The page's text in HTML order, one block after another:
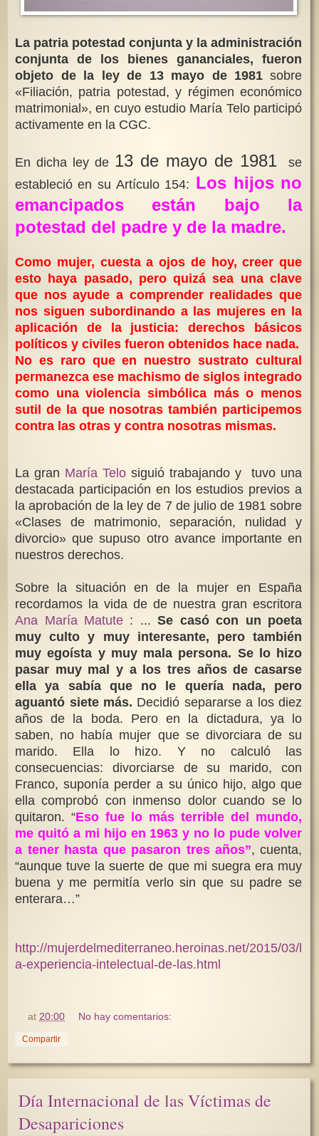
La patria potestad conjunta y la administración
conjunta de los bienes gananciales, fueron
objeto de la ley de 13 mayo de 1981 sobre
«Filiación, patria potestad, y régimen económico
matrimonial», en cuyo estudio María Telo participó
activamente en la CGC.
En dicha ley de 13 de mayo de 1981 se
estableció en su Artículo 154: Los hijos no
emancipados están bajo la
potestad del padre y de la madre.
Como mujer, cuesta a ojos de hoy, creer que
esto haya pasado, pero quizá sea una clave
que nos ayude a comprender realidades que
nos siguen subordinando a las mujeres en la
aplicación de la justicia: derechos básicos
políticos y civiles fueron obtenidos hace nada.
No es raro que en nuestro sustrato cultural
permanezca ese machismo de siglos integrado
como una violencia simbólica más o menos
sutil de la que nosotras también participemos
contra las otras y contra nosotras mismas.
La gran María Telo siguió trabajando y tuvo una
destacada participación en los estudios previos a
la aprobación de la ley de 7 de julio de 1981 sobre
«Clases de matrimonio, separación, nulidad y
divorcio» que supuso otro avance importante en
nuestros derechos.
Sobre la situación en de la mujer en España
recordamos la vida de de nuestra gran escritora
Ana María Matute : ... Se casó con un poeta
muy culto y muy interesante, pero también
muy egoísta y muy mala persona. Se lo hizo
pasar muy mal y a los tres años de casarse
ella ya sabía que no le quería nada, pero
aguantó siete más. Decidió separarse a los diez
años de la boda. Pero en la dictadura, ya lo
saben, no había mujer que se divorciara de su
marido. Ella lo hizo. Y no calculó las
consecuencias: divorciarse de su marido, con
Franco, suponía perder a su único hijo, algo que
ella comprobó con inmenso dolor cuando se lo
quitaron. “Eso fue lo más terrible del mundo,
me quitó a mi hijo en 1963 y no lo pude volver
a tener hasta que pasaron tres años”, cuenta,
“aunque tuve la suerte de que mi suegra era muy
buena y me permitía verlo sin que su padre se
enterara…”
http://mujerdelmediterraneo.heroinas.net/2015/03/l
a-experiencia-intelectual-de-las.html
at20:00 No hay comentarios:
Compartir
Día Internacional de las Víctimas de
Desapariciones